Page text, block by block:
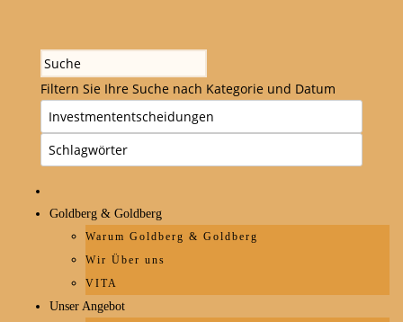
Filtern Sie Ihre Suche nach Kategorie und Datum
Goldberg & Goldberg
Warum Goldberg & Goldberg
Wir Über uns
VITA
Unser Angebot